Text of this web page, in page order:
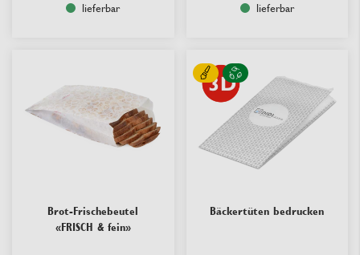
lieferbar lieferbar
Brot-Frischebeutel
«FRISCH & fein»
Bäckertüten bedrucken